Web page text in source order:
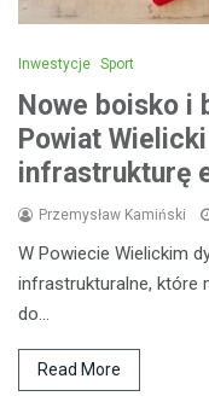
Inwestycje Sport
Nowe boisko i
Powiat
infrastrukturę
Przemysław Kamiński
W Powiecie Wielickim
infrastrukturalne, które
do…
Read More